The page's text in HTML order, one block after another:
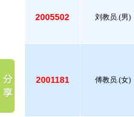
2005502 刘教员.(男)
2001181 傅教员.(女)